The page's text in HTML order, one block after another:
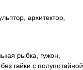
архитектор,
рыбка, гужон,
гайки с полупотайной